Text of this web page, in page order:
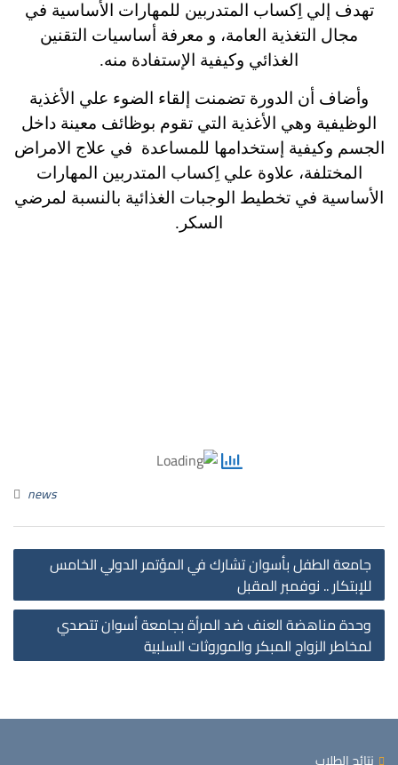
تهدف إلي اِكساب المتدربين للمهارات الأساسية في
مجال التغذية العامة، و معرفة أساسيات التقنين
الغذائي وكيفية الإستفادة منه.
وأضاف أن الدورة تضمنت إلقاء الضوء علي الأغذية
الوظيفية وهي الأغذية التي تقوم بوظائف معينة داخل
الجسم وكيفية إستخدامها للمساعدة في علاج الامراض
المختلفة، علاوة علي اِكساب المتدربين المهارات
الأساسية في تخطيط الوجبات الغذائية بالنسبة لمرضي
السكر.
news
جامعة الطفل بأسوان تشارك في المؤتمر الدولي الخامس
للإبتكار .. نوفمبر المقبل
وحدة مناهضة العنف ضد المرأة بجامعة أسوان تتصدي
لمخاطر الزواج المبكر والموروثات السلبية
نتائج الطلاب